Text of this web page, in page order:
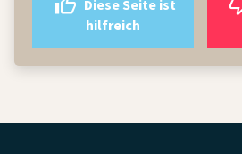
hilfreich